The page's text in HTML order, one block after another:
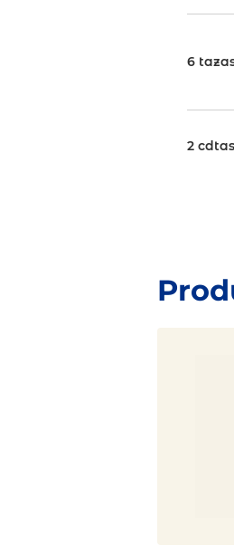
6
2